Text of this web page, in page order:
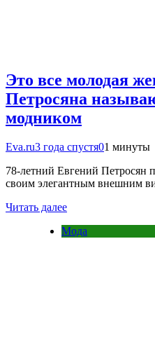
Это все молодая
Петросяна
модником
Eva.ru3 года спустя01 минуты
78-летний Евгений Петросян
своим элегантным внешним
Читать далее
Мода